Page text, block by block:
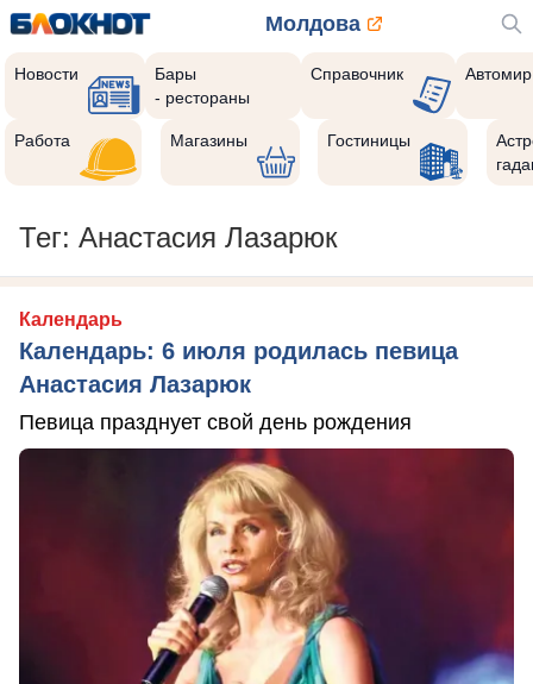
Молдова
Новости
Бары
- рестораны
Справочник Автомир
Работа Магазины Гостиницы
Тег: Анастасия Лазарюк
Календарь
Календарь: 6 июля родилась певица
Анастасия Лазарюк
Певица празднует свой день рождения